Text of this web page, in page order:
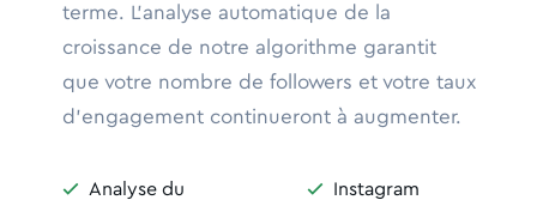
terme. L'analyse automatique de la
croissance de notre algorithme garantit
que votre nombre de followers et votre taux
d'engagement continueront à augmenter.

Analyse du

Instagram